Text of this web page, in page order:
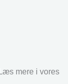
mere i vores